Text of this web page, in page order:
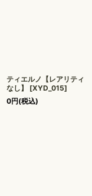
ティエルノ【レアリティ
なし】
[XYD_015]
0円(税込)